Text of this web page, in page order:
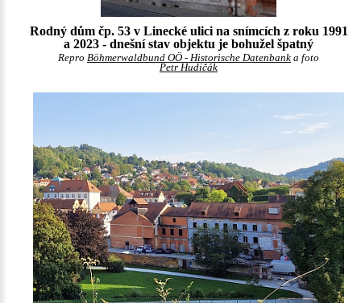
Rodný dům čp. 53 v Linecké ulici na snímcích z roku 1991
a 2023 - dnešní stav objektu je bohužel špatný
Repro Böhmerwaldbund OÖ - Historische Datenbank a foto
Petr Hudičák